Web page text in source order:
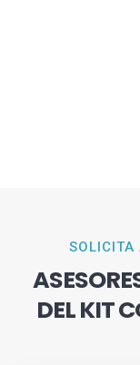
SOLICITA
DEL KIT